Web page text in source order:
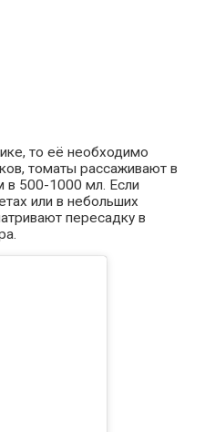
то её необходимо
томаты рассаживают в
в 500-1000 мл. Если
или в небольших
пересадку в